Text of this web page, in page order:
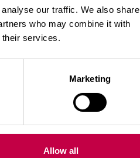
our traffic. We also share
who may combine it with
their services.
Marketing
Allow all